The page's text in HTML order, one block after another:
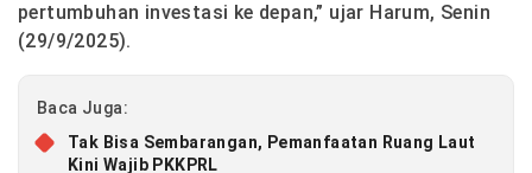
pertumbuhan investasi ke depan,” ujar Harum, Senin
(29/9/2025).
Baca Juga:
Tak Bisa Sembarangan, Pemanfaatan Ruang Laut
Kini Wajib PKKPRL